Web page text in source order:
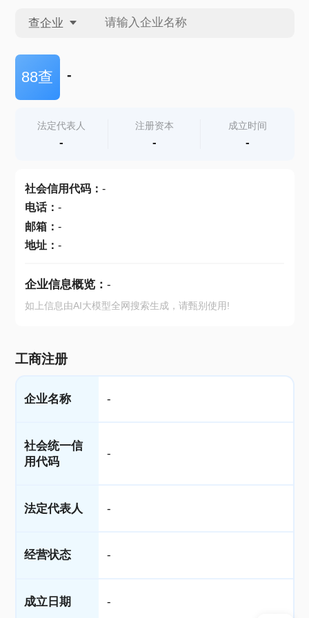
查企业
查企业
查产地
88查 -
法定代表人
-
注册资本
-
成立时间
-
社会信用代码： -
电话： -
邮箱： -
地址： -
企业信息概览： -
如上信息由AI大模型全网搜索生成，请甄别使用!
工商注册
企业名称 -
社会统一信
用代码
-
法定代表人 -
经营状态 -
成立日期 -